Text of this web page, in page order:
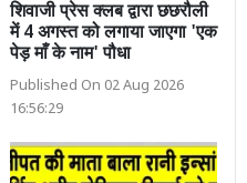
शिवाजी प्रेस क्लब द्वारा छछरौली
में 4 अगस्त को लगाया जाएगा 'एक
पेड़ माँ के नाम' पौधा
Published On 02 Aug 2026
16:56:29